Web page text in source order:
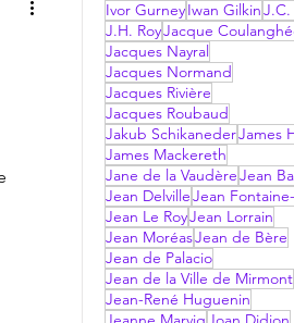
Ivor GurneyIwan Gilkin
J.H. RoyJacque
Jacques Nayral
Jacques Normand
Jacques Rivière
Jacques Roubaud
Jakub SchikanederJames
James Mackereth
Jane de la VaudèreJean
Jean DelvilleJean
Jean Le RoyJean Lorrain
Jean MoréasJean de Bère
Jean de Palacio
Jean de la Ville de Mirmont
Jean-René Huguenin